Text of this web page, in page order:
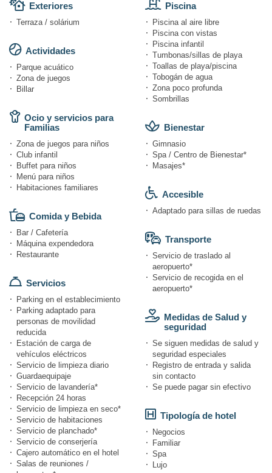
Exteriores
Terraza / solárium
Actividades
Parque acuático
Zona de juegos
Billar
Ocio y servicios para
Familias
Zona de juegos para niños
Club infantil
Buffet para niños
Menú para niños
Habitaciones familiares
Comida y Bebida
Bar / Cafetería
Máquina expendedora
Restaurante
Servicios
Parking en el establecimiento
Parking adaptado para
personas de movilidad
reducida
Estación de carga de
vehículos eléctricos
Servicio de limpieza diario
Guardaequipaje
Servicio de lavandería*
Recepción 24 horas
Servicio de limpieza en seco*
Servicio de habitaciones
Servicio de planchado*
Servicio de conserjería
Cajero automático en el hotel
Salas de reuniones /
Piscina
Piscina al aire libre
Piscina con vistas
Piscina infantil
Tumbonas/sillas de playa
Toallas de playa/piscina
Tobogán de agua
Zona poco profunda
Sombrillas
Bienestar
Gimnasio
Spa / Centro de Bienestar*
Masajes*
Accesible
Adaptado para sillas de ruedas
Transporte
Servicio de traslado al
aeropuerto*
Servicio de recogida en el
aeropuerto*
Medidas de Salud y
seguridad
Se siguen medidas de salud y
seguridad especiales
Registro de entrada y salida
sin contacto
Se puede pagar sin efectivo
Tipología de hotel
Negocios
Familiar
Spa
Lujo